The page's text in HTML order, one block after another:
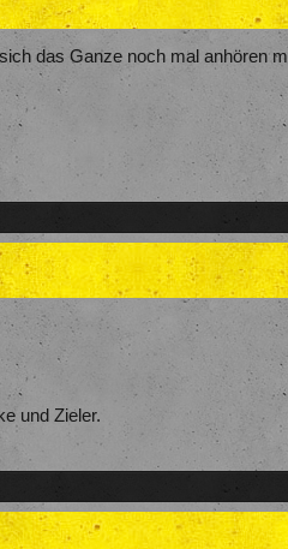
das Ganze noch mal anhören
und Zieler.